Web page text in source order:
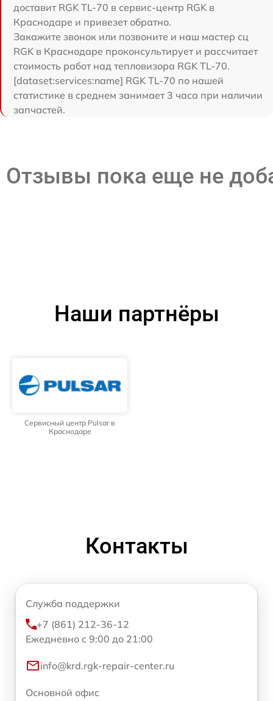
доставит RGK TL-70 в сервис-центр RGK в
Краснодаре и привезет обратно.
Закажите звонок или позвоните и наш мастер сц
RGK в Краснодаре проконсультирует и рассчитает
стоимость работ над тепловизора RGK TL-70.
[dataset:services:name] RGK TL-70 по нашей
статистике в среднем занимает 3 часа при наличии
запчастей.
Отзывы пока еще не
Наши партнёры
Сервисный центр Pulsar в
Краснодаре
Контакты
Служба поддержки
+7 (861) 212-36-12
Ежедневно с 9:00 до 21:00
info@krd.rgk-repair-center.ru
Основной офис